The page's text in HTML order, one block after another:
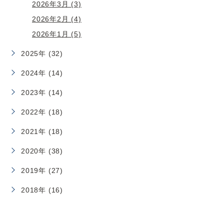
2026年3月 (3)
2026年2月 (4)
2026年1月 (5)
2025年 (32)
2024年 (14)
2023年 (14)
2022年 (18)
2021年 (18)
2020年 (38)
2019年 (27)
2018年 (16)